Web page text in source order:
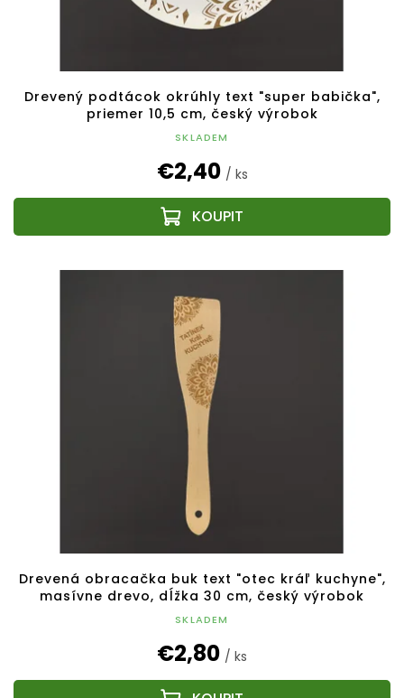
Drevený podtácok okrúhly text "super babička",
priemer 10,5 cm, český výrobok
SKLADEM
€2,40 / ks
Drevená obracačka buk text "otec kráľ kuchyne",
masívne drevo, dĺžka 30 cm, český výrobok
SKLADEM
€2,80 / ks